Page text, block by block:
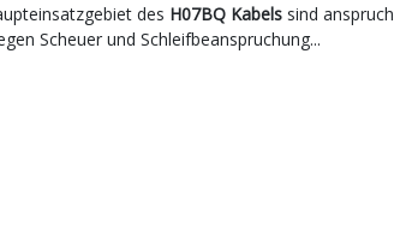
des H07BQ Kabels sind
Scheuer und Schleifbeanspruchung...